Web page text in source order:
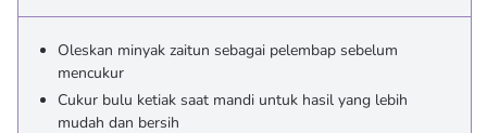
Oleskan minyak zaitun sebagai pelembap sebelum
mencukur
Cukur bulu ketiak saat mandi untuk hasil yang lebih
mudah dan bersih